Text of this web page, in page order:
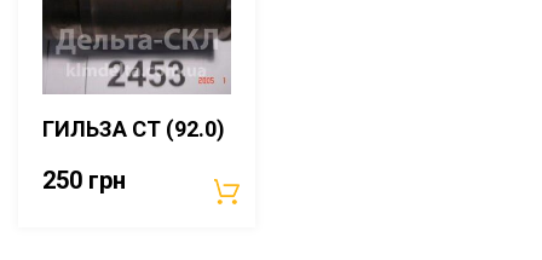
ГИЛЬЗА СТ (92.0)
250 грн